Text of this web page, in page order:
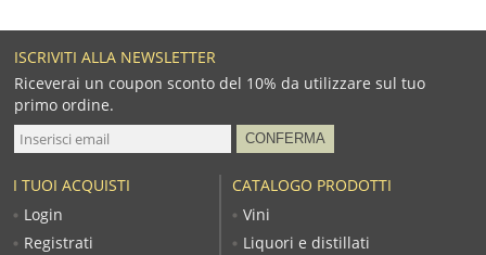
ISCRIVITI ALLA NEWSLETTER
Riceverai un coupon sconto del 10% da utilizzare sul tuo
primo ordine.
CATALOGO PRODOTTI
Vini
Liquori e distillati
I TUOI ACQUISTI
Login
Registrati